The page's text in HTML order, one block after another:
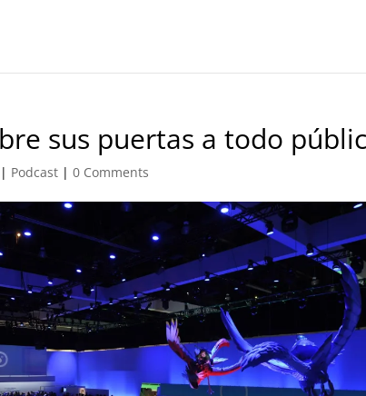
sus puertas a todo
| Podcast | 0 Comments